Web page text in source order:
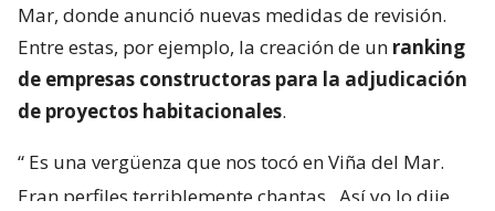
Mar, donde anunció nuevas medidas de revisión.
Entre estas, por ejemplo, la creación de un ranking
de empresas constructoras para la adjudicación
de proyectos habitacionales.
“ Es una vergüenza que nos tocó en Viña del Mar.
Eran perfiles terriblemente chantas
. Así yo lo dije.